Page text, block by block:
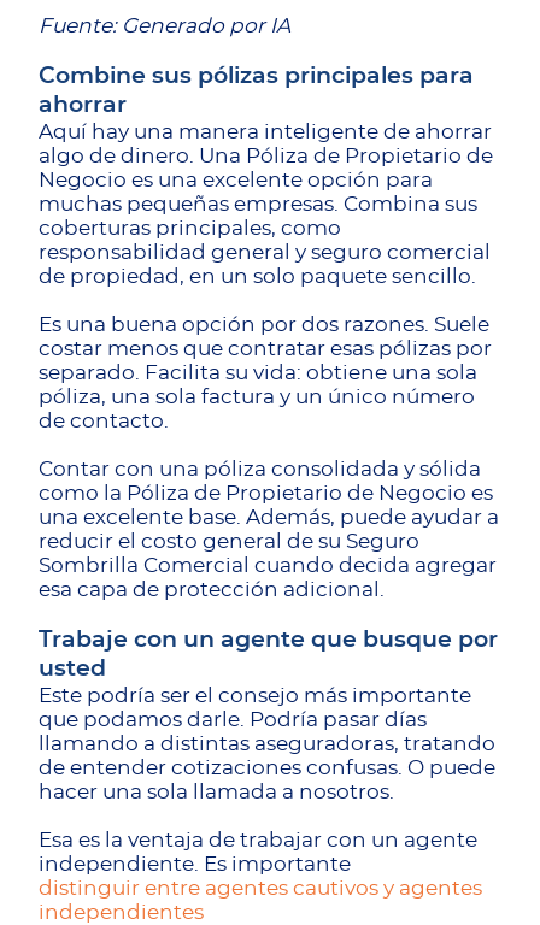
Fuente: Generado por IA
Combine sus pólizas principales para
ahorrar
Aquí hay una manera inteligente de ahorrar
algo de dinero. Una Póliza de Propietario de
Negocio es una excelente opción para
muchas pequeñas empresas. Combina sus
coberturas principales, como
responsabilidad general y seguro comercial
de propiedad, en un solo paquete sencillo.
Es una buena opción por dos razones. Suele
costar menos que contratar esas pólizas por
separado. Facilita su vida: obtiene una sola
póliza, una sola factura y un único número
de contacto.
Contar con una póliza consolidada y sólida
como la Póliza de Propietario de Negocio es
una excelente base. Además, puede ayudar a
reducir el costo general de su Seguro
Sombrilla Comercial cuando decida agregar
esa capa de protección adicional.
Trabaje con un agente que busque por
usted
Este podría ser el consejo más importante
que podamos darle. Podría pasar días
llamando a distintas aseguradoras, tratando
de entender cotizaciones confusas. O puede
hacer una sola llamada a nosotros.
Esa es la ventaja de trabajar con un agente
independiente. Es importante
distinguir entre agentes cautivos y agentes
independientes